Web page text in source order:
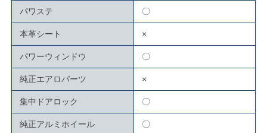
パワステ 〇
本革シート ×
パワーウィンドウ 〇
純正エアロパーツ ×
集中ドアロック 〇
純正アルミホイール 〇